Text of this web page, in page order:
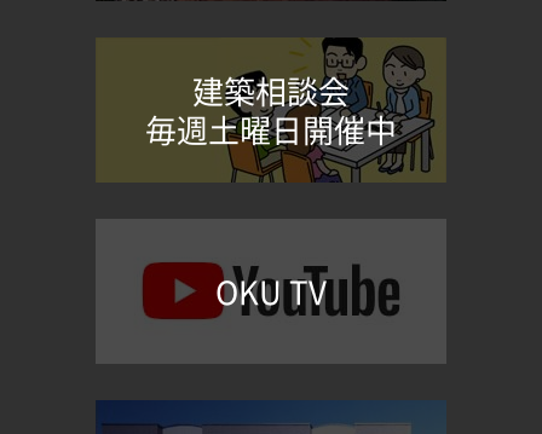
建築相談会
毎週土曜日開催中
OKU TV